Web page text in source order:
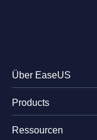
Über EaseUS
Impressum
Review &
Products
EaseUS PDF Editor
Ressourcen